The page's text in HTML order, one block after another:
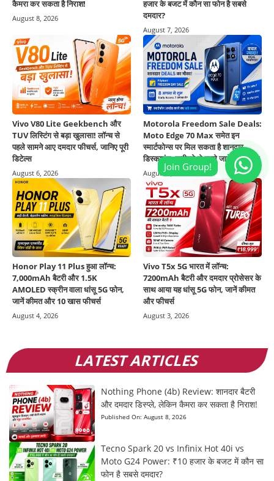
कैमरा कर सकता है निराश!
August 8, 2026
हजार के बजट में कौन सा फोन है सबसे
दमदार?
August 7, 2026
Vivo V80 Lite Geekbench और
TUV लिस्टिंग से बड़ा खुलासा! लॉन्च से
पहले सामने आए दमदार फीचर्स, जानिए पूरी
डिटेल्स
August 6, 2026
Motorola Freedom Sale Deals:
Moto Edge 70 Max समेत इन
स्मार्टफोन्स पर मिल सकता है शानदार
डिस्काउंट, खरीदने से पहले जानें पूरी डिटेल
August 5, 2026
Honor Play 11 Plus हुआ लॉन्च:
7,000mAh बैटरी और 1.5K
AMOLED स्क्रीन वाला धांसू 5G फोन,
जानें कीमत और 10 खास फीचर्स
August 4, 2026
Vivo T5x 5G भारत में लॉन्च:
7200mAh बैटरी और दमदार प्रोसेसर के
साथ आया यह धांसू 5G फोन, जानें कीमत
और फीचर्स
August 3, 2026
LATEST ARTICLES
Nothing Phone (4b) Review: शानदार बैटरी
और दमदार डिस्प्ले, लेकिन कैमरा कर सकता है निराश!
Published On: August 8, 2026
Tecno Spark 20 vs Infinix Hot 40i vs
Moto G24 Power: ₹10 हजार के बजट में कौन सा
फोन है सबसे दमदार?